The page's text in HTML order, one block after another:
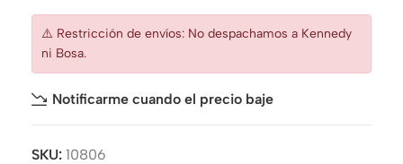
⚠️ Restricción de envíos: No despachamos a Kennedy
ni Bosa.
Notificarme cuando el precio baje
SKU: 10806